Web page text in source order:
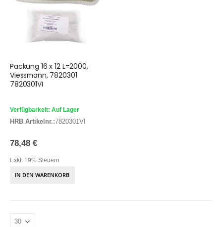
Packung 16 x 12 L=2000,
Viessmann, 7820301
7820301VI
Verfügbarkeit: Auf Lager
HRB Artikelnr.:7820301VI
78,48 €
Exkl. 19% Steuern
IN DEN WARENKORB